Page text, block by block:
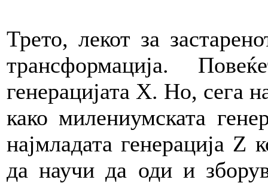
Трето, лекот за
трансформација.
генерацијата Х. Но, сега
како милениумската
најмладата генерација Z
да научи да оди и